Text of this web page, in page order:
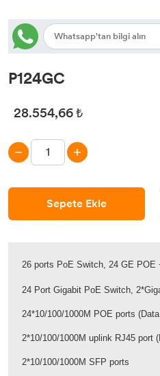
P124GC
28.554,66 ₺
Sepete Ekle
26 ports PoE Switch, 24 GE POE
24 Port Gigabit PoE Switch,
24*10/100/1000M POE ports
2*10/100/1000M uplink RJ45 port
2*10/100/1000M SFP ports